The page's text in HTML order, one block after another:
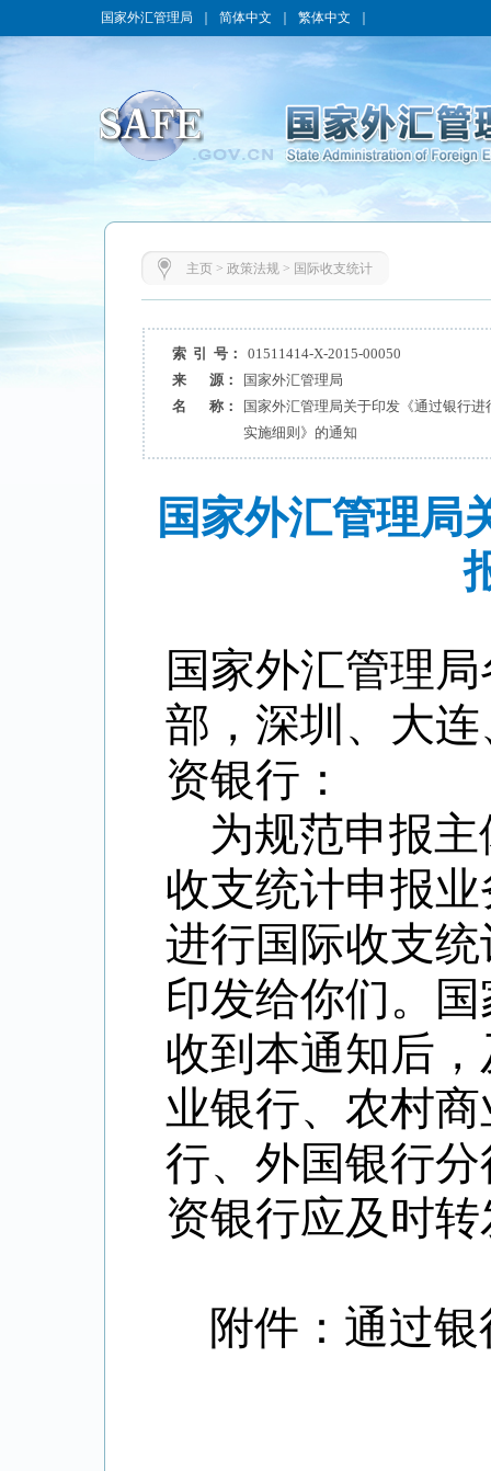
国家外汇管理局 简体中文 繁体中文
主页> 政策法规> 国际收支统计
索 引 号：
01511414-X-2015-00050
来 源：
国家外汇管理局
名 称：
国家外汇管理局关于印发《通过银行
实施细则》的通知
国家外汇管理局
国家外汇管理
部，深圳、大
资银行：
为规范申报
收支统计申报
进行国际收支
印发给你们。
收到本通知后
业银行、农村
行、外国银行
资银行应及时
附件：通过